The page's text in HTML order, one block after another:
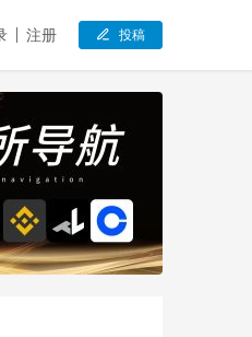
注册 投稿